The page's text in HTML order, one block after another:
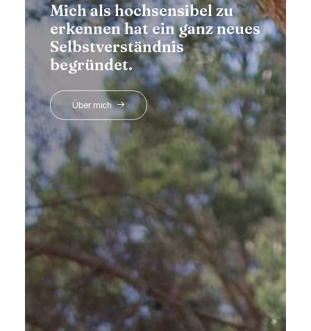
Mich als hochsensibel zu
erkennen hat ein ganz neues
Selbstverständnis
begründet.
Über mich